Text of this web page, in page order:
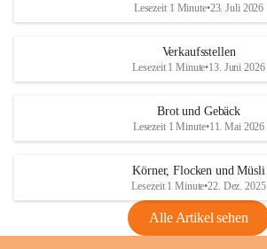
Lesezeit 1 Minute•23. Juli 2026
Verkaufsstellen
Lesezeit 1 Minute•13. Juni 2026
Brot und Gebäck
Lesezeit 1 Minute•11. Mai 2026
Körner, Flocken und Müsli
Lesezeit 1 Minute•22. Dez. 2025
Alle Artikel sehen